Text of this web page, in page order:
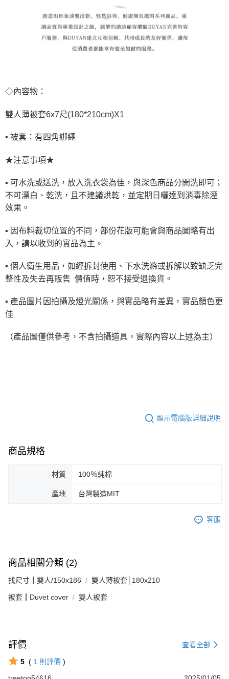
◇內容物：
雙人薄被套6x7尺(180*210cm)X1
▪ 被套：有四角綁繩
★注意事項★
▪ 可水洗或送洗，放入洗衣袋為佳，與深色商品分開洗即可；
不可漂白、乾洗，且不建議烘乾，並定期日曬達到消毒除溼
效果。
▪ 因布料裁切位置的不同，部份花版可能會與商品圖略有出
入，請以收到的實品為主。
▪ 個人衛生用品，如經拆封使用、下水洗滌或拆解以致缺乏完
整性及失去再販售 價值時，恕不接受退換貨。
▪ 產品圖片因拍攝及燈光關係，與實品略有差異，實品顏色更
佳
（產品圖僅供參考，不含拍攝道具，實際內容以上述為主）
顯示電腦版詳細說明
商品規格
材質 100％純棉
產地 台灣製造MIT
客服
商品相關分類 (2)
找尺寸┃雙人/150x186 雙人薄被套│180x210
被套┃Duvet cover 雙人被套
評價 查看全部
5 ( 1 則評價 )